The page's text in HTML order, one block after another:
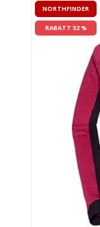
NORTHFINDER
RABATT 52 %